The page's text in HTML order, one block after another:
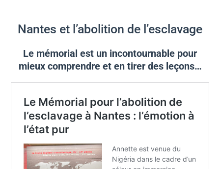
Nantes et l’abolition de l’esclavage
Le mémorial est un incontournable pour
mieux comprendre et en tirer des leçons…